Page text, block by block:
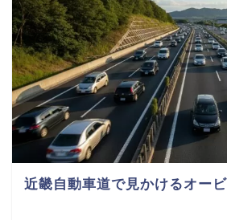
近畿自動車道で見かけるオー